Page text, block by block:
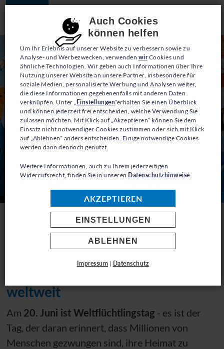
Consent-Einstellungen
Auch Cookies
können helfen
Um Ihr Erlebnis auf unserer Website zu verbessern sowie zu
Analyse- und Werbezwecken, verwenden wirCookies und
ähnliche Technologien. Wir geben auch Informationen über Ihre
Nutzung unserer Website an unsere Partner, insbesondere für
soziale Medien, personalisierte Werbung und Analysen weiter,
die diese Informationen gegebenenfalls mit anderen Daten
verknüpfen. Unter „ Einstellungen“erhalten Sie einen Überblick
und können jederzeit frei entscheiden, welche Verwendung Sie
zulassen möchten. Mit Klick auf „Akzeptieren“ können Sie dem
Einsatz nicht notwendiger Cookies zustimmen oder sich mit Klick
auf „Ablehnen“ anders entscheiden. Einige notwendige Cookies
werden dann dennoch genutzt.
Weitere Informationen, auch zu Ihrem jederzeitigen
Widerrufsrecht, finden Sie in unseren Datenschutzhinweise.
AKZEPTIEREN
EINSTELLUNGEN
ABLEHNEN
Impressum | Datenschutz
JETZT SPENDEN
Weltflüchtlingstag
weltweit
Am 20. Juni ist Weltflüchtlingstag - es ist der
Tag, der daran erinnert, dass Millionen von
Menschen gezwungen sind, ihre Heimat zu